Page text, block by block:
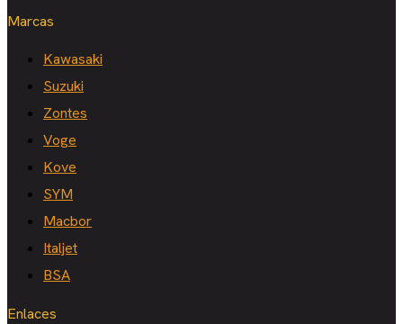
Marcas
Kawasaki
Suzuki
Zontes
Voge
Kove
SYM
Macbor
Italjet
BSA
Enlaces